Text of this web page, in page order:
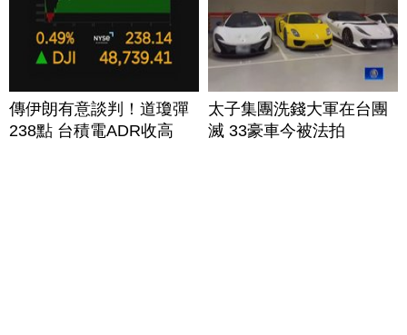
傳伊朗有意談判！道瓊彈
238點 台積電ADR收高
太子集團洗錢大軍在台團
滅 33豪車今被法拍